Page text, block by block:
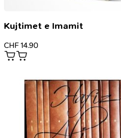
Kujtimet e Imamit
CHF 14.90